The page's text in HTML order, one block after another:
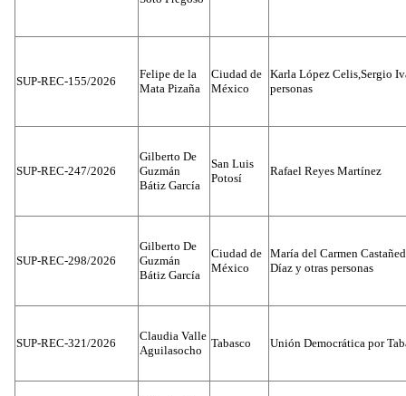
SUP-REC-155/2026
Felipe de la
Mata Pizaña
Ciudad de
México
Karla López Celis,Sergio
personas
SUP-REC-247/2026
Gilberto De
Guzmán
Bátiz García
San Luis
Potosí
Rafael Reyes Martínez
SUP-REC-298/2026
Gilberto De
Guzmán
Bátiz García
Ciudad de
México
María del Carmen
Díaz y otras personas
SUP-REC-321/2026
Claudia Valle
Aguilasocho
Tabasco Unión Democrática por